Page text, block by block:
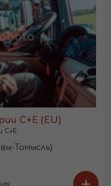
С+Е (EU)
C+E
Томысль)